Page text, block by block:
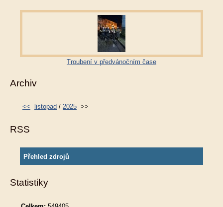
Troubení v předvánočním čase
Archiv
<< listopad / 2025 >>
RSS
Přehled zdrojů
Statistiky